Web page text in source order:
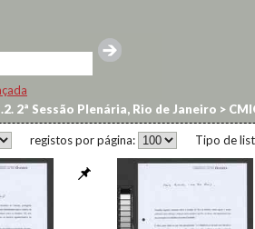
2ª Sessão Plenária, Rio de Janeiro >
Tipo de
registos por página: